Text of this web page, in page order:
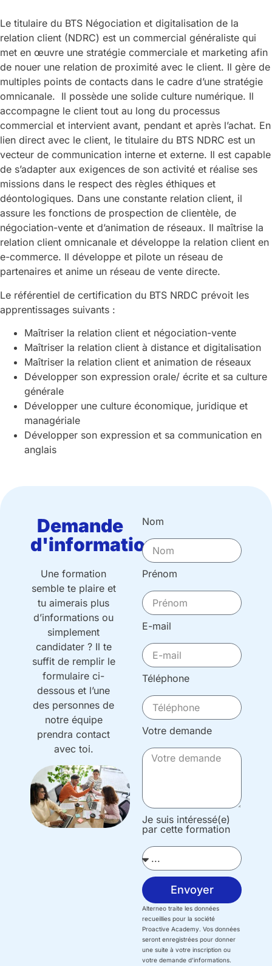
Le titulaire du BTS Négociation et digitalisation de la
relation client (NDRC) est un commercial généraliste qui
met en œuvre une stratégie commerciale et marketing afin
de nouer une relation de proximité avec le client. Il gère de
multiples points de contacts dans le cadre d’une stratégie
omnicanale. Il possède une solide culture numérique. Il
accompagne le client tout au long du processus
commercial et intervient avant, pendant et après l’achat. En
lien direct avec le client, le titulaire du BTS NDRC est un
vecteur de communication interne et externe. Il est capable
de s’adapter aux exigences de son activité et réalise ses
missions dans le respect des règles éthiques et
déontologiques. Dans une constante relation client, il
assure les fonctions de prospection de clientèle, de
négociation-vente et d’animation de réseaux. Il maîtrise la
relation client omnicanale et développe la relation client en
e-commerce. Il développe et pilote un réseau de
partenaires et anime un réseau de vente directe.
Le référentiel de certification du BTS NRDC prévoit les
apprentissages suivants :
Maîtriser la relation client et négociation-vente
Maîtriser la relation client à distance et digitalisation
Maîtriser la relation client et animation de réseaux
Développer son expression orale/ écrite et sa culture
générale
Développer une culture économique, juridique et
managériale
Développer son expression et sa communication en
anglais
Demande
d'informations
Une formation
semble te plaire et
tu aimerais plus
d’informations ou
simplement
candidater ? Il te
suffit de remplir le
formulaire ci-
dessous et l’une
des personnes de
notre équipe
prendra contact
avec toi.
Nom
Prénom
E-mail
Téléphone
Votre demande
Je suis intéressé(e)
par cette formation
Envoyer
Alterneo traite les données
recueillies pour la société
Proactive Academy. Vos données
seront enregistrées pour donner
une suite à votre inscription ou
votre demande d’informations.